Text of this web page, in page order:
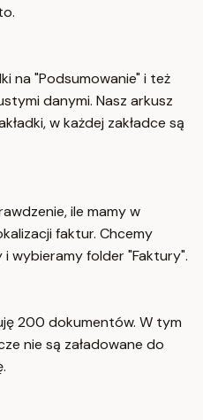
na "Podsumowanie" i też
danymi. Nasz arkusz
w każdej zakładce są
ile mamy w
faktur. Chcemy
wybieramy folder "Faktury".
200 dokumentów. W tym
nie są załadowane do